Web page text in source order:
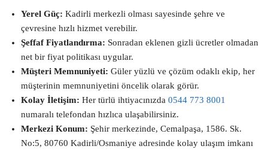
Yerel Güç: Kadirli merkezli olması sayesinde şehre ve
çevresine hızlı hizmet verebilir.
Şeffaf Fiyatlandırma: Sonradan eklenen gizli ücretler olmadan
net bir fiyat politikası uygular.
Müşteri Memnuniyeti: Güler yüzlü ve çözüm odaklı ekip, her
müşterinin memnuniyetini öncelik olarak görür.
Kolay İletişim: Her türlü ihtiyacınızda 0544 773 8001
numaralı telefondan hızlıca ulaşabilirsiniz.
Merkezi Konum: Şehir merkezinde, Cemalpaşa, 1586. Sk.
No:5, 80760 Kadirli/Osmaniye adresinde kolay ulaşım imkanı